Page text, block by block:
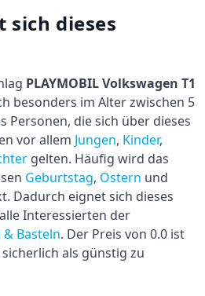
sich dieses
PLAYMOBIL Volkswagen T1
besonders im Alter zwischen 5
Personen, die sich über dieses
vor allem Jungen, Kinder,
gelten. Häufig wird das
Geburtstag, Ostern und
Dadurch eignet sich dieses
Interessierten der
& Basteln. Der Preis von 0.0 ist
als günstig zu